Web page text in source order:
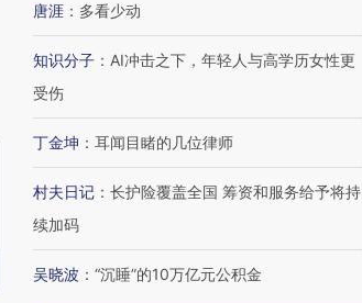
唐涯 ： 多看少动
知识分子 ： AI冲击之下，年轻人与高学历女性更
受伤
丁金坤 ： 耳闻目睹的几位律师
村夫日记 ： 长护险覆盖全国 筹资和服务给予将持
续加码
吴晓波 ： “沉睡”的10万亿元公积金